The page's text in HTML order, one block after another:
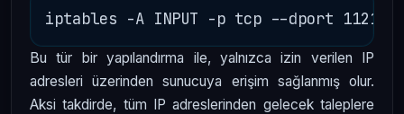
Bu tür bir yapılandırma ile, yalnızca izin verilen IP
adresleri üzerinden sunucuya erişim sağlanmış olur.
Aksi takdirde, tüm IP adreslerinden gelecek taleplere